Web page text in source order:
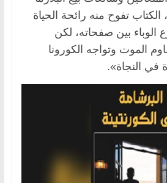
تفوح منه رائحة الحياة
الوباء بين صفحاته، لكن
الموت وتواجه الكورونا
في النجاة».